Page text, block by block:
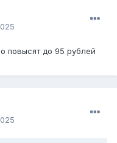
повысят до 95 рублей